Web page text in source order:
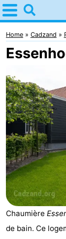
Home
Cadzand
Astuces
Avec
les
enfants
Passer
la
nuit
Appartements
Campings
Chaumières
-
Bad
-
Home Cadzand
Chaumière
de bain. Ce